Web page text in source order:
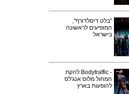
"בלט דיסלדורף",
המופיעים לראשונה
בישראל
- Bodytraffic להקת
המחול מלוס אנג'לס
להופעות בארץ